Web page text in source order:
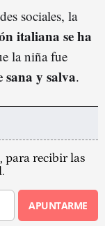
sociales, la
italiana se ha
la niña fue
sana y salva.
para recibir las
APUNTARME